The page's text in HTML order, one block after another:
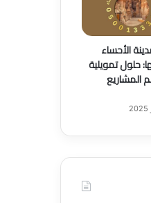
الأحساء
حلول تمويلية
المشاريع